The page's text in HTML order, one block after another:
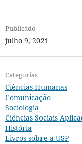
Publicado
julho 9, 2021
Categorias
Ciências Humanas
Comunicação
Sociologia
Ciências Sociais
História
Livros sobre a USP